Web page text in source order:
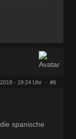
- 19:24 Uhr · #6
spanische